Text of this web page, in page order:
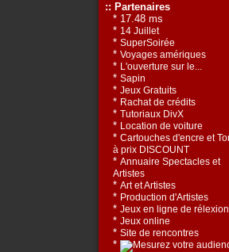
:: Partenaires
* 17.48 ms
* 14 Juillet
* SuperSoirée
* Voyages amériques
* L'ouverture sur le...
* Sapin
* Jeux Gratuits
* Rachat de crédits
* Tutoriaux DivX
* Location de voiture
* Cartouches d'encre et
à prix DISCOUNT
* Annuaire Spectacles et
Artistes
* Art et Artistes
* Production d'Artistes
* Jeux en ligne de rélexion
* Jeux online
* Site de rencontres
*